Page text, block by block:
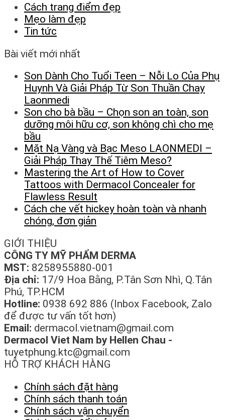
Cách trang điểm đẹp
Mẹo làm đẹp
Tin tức
Bài viết mới nhất
Son Dành Cho Tuổi Teen – Nỗi Lo Của Phụ
Huynh Và Giải Pháp Từ Son Thuần Chay
Laonmedi
Son cho bà bầu – Chọn son an toàn, son
dưỡng môi hữu cơ, son không chì cho mẹ
bầu
Mặt Nạ Vàng và Bạc Meso LAONMEDI –
Giải Pháp Thay Thế Tiêm Meso?
Mastering the Art of How to Cover
Tattoos with Dermacol Concealer for
Flawless Result
Cách che vết hickey hoàn toàn và nhanh
chóng, đơn giản
GIỚI THIỆU
CÔNG TY MỸ PHẨM DERMA
MST: 8258955880-001
Địa chỉ: 17/9 Hoa Bằng, P.Tân Sơn Nhì, Q.Tân
Phú, TP.HCM
Hotline: 0938 692 886 (Inbox Facebook, Zalo
để được tư vấn tốt hơn)
Email: dermacol.vietnam@gmail.com
Dermacol Viet Nam by Hellen Chau -
tuyetphung.ktc@gmail.com
HỖ TRỢ KHÁCH HÀNG
Chính sách đặt hàng
Chính sách thanh toán
Chính sách vận chuyển